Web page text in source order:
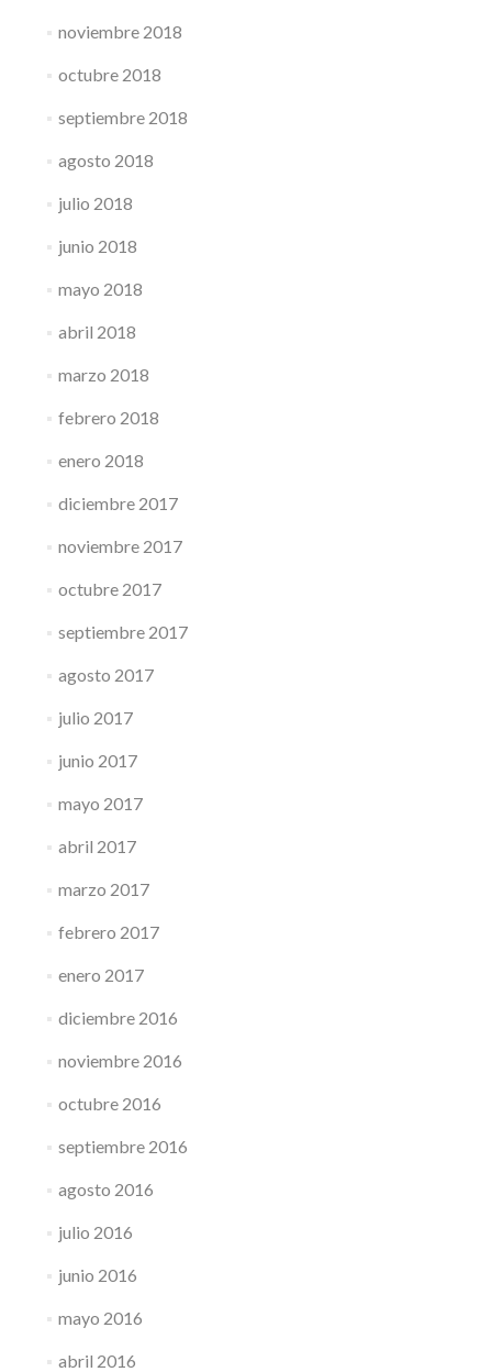
noviembre 2018
octubre 2018
septiembre 2018
agosto 2018
julio 2018
junio 2018
mayo 2018
abril 2018
marzo 2018
febrero 2018
enero 2018
diciembre 2017
noviembre 2017
octubre 2017
septiembre 2017
agosto 2017
julio 2017
junio 2017
mayo 2017
abril 2017
marzo 2017
febrero 2017
enero 2017
diciembre 2016
noviembre 2016
octubre 2016
septiembre 2016
agosto 2016
julio 2016
junio 2016
mayo 2016
abril 2016